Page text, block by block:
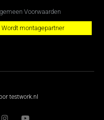
Voorwaarden
Wordt montagepartner
testwork.nl
n o